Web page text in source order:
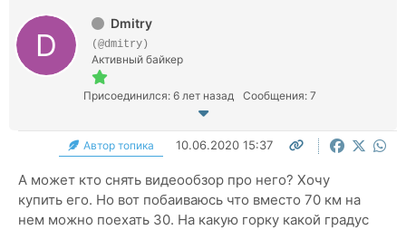
Dmitry
(@dmitry)
Активный байкер
Присоединился: 6 лет назад Сообщения: 7
Автор топика 10.06.2020 15:37
А может кто снять видеообзор про него? Хочу
купить его. Но вот побаиваюсь что вместо 70 км на
нем можно поехать 30. На какую горку какой градус